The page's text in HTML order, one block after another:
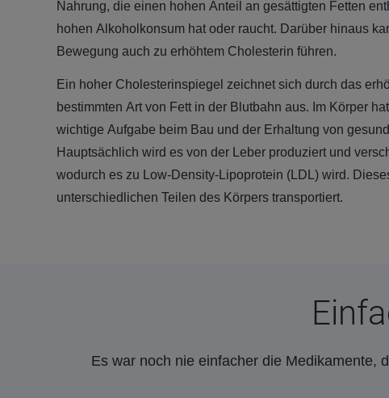
Nahrung, die einen hohen Anteil an gesättigten Fetten
hohen Alkoholkonsum hat oder raucht. Darüber hinaus
Bewegung auch zu erhöhtem Cholesterin führen.
Ein hoher Cholesterinspiegel zeichnet sich durch das
bestimmten Art von Fett in der Blutbahn aus. Im Körper
wichtige Aufgabe beim Bau und der Erhaltung von
Hauptsächlich wird es von der Leber produziert und
wodurch es zu Low-Density-Lipoprotein (LDL) wird.
unterschiedlichen Teilen des Körpers transportiert.
Es war noch nie einfacher die Medikamente,